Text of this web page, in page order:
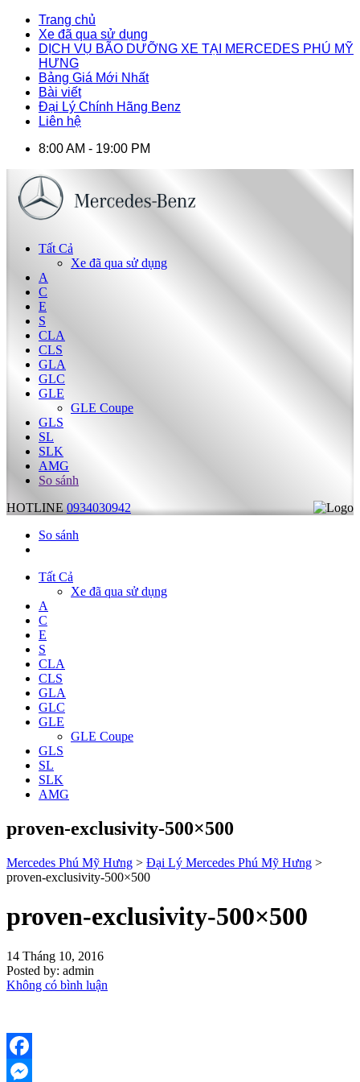
Trang chủ
Xe đã qua sử dụng
DỊCH VỤ BÃO DƯỠNG XE TẠI MERCEDES PHÚ MỸ
HƯNG
Bảng Giá Mới Nhất
Bài viết
Đại Lý Chính Hãng Benz
Liên hệ
8:00 AM - 19:00 PM
Tất Cả
Xe đã qua sử dụng
A
C
E
S
CLA
CLS
GLA
GLC
GLE
GLE Coupe
GLS
SL
SLK
AMG
So sánh
HOTLINE 0934030942
So sánh
Tất Cả
Xe đã qua sử dụng
A
C
E
S
CLA
CLS
GLA
GLC
GLE
GLE Coupe
GLS
SL
SLK
AMG
proven-exclusivity-500×500
Mercedes Phú Mỹ Hưng > Đại Lý Mercedes Phú Mỹ Hưng >
proven-exclusivity-500×500
proven-exclusivity-500×500
14 Tháng 10, 2016
Posted by: admin
Không có bình luận
Facebook